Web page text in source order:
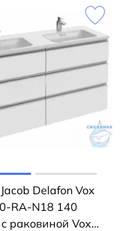
Delafon Vox
RA-N18 140
раковиной Vox